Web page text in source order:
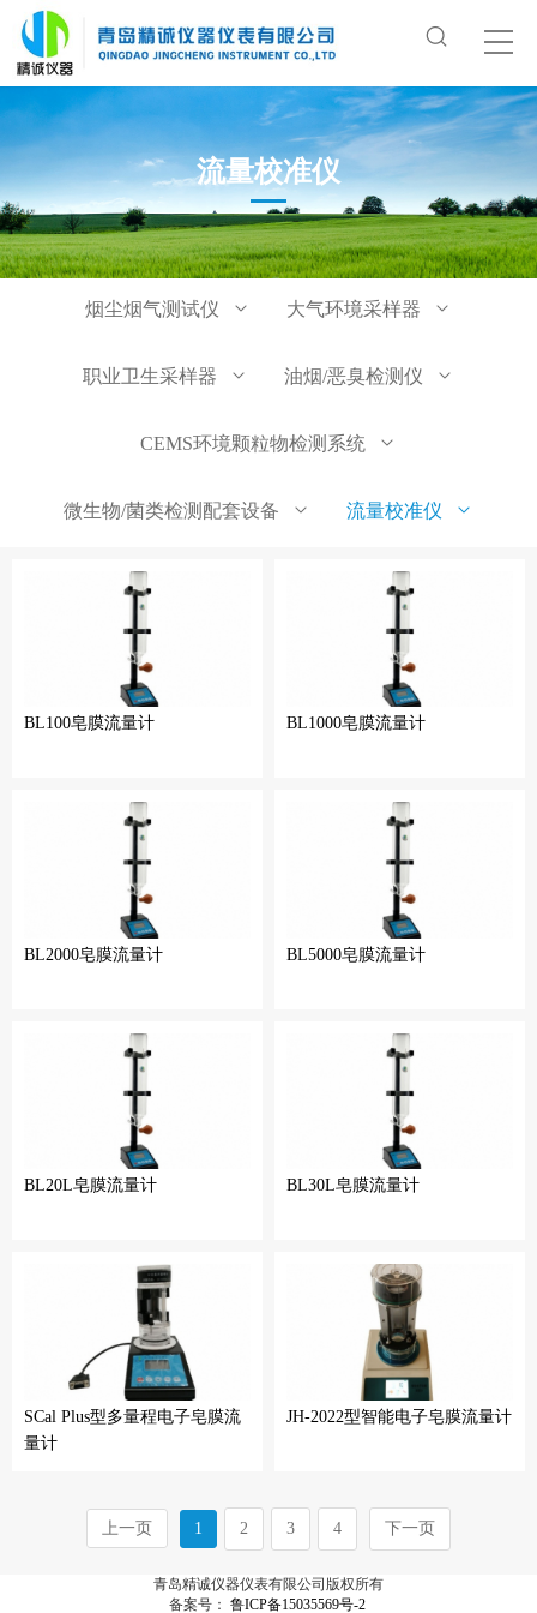
流量校准仪
烟尘烟气测试仪 大气环境采样器
职业卫生采样器 油烟/恶臭检测仪
CEMS环境颗粒物检测系统
微生物/菌类检测配套设备 流量校准仪
BL100皂膜流量计 BL1000皂膜流量计
BL2000皂膜流量计 BL5000皂膜流量计
BL20L皂膜流量计 BL30L皂膜流量计
SCal Plus型多量程电子皂膜流
量计
JH-2022型智能电子皂膜流量计
上一页 1 2 3 4 下一页
青岛精诚仪器仪表有限公司版权所有
备案号： 鲁ICP备15035569号-2